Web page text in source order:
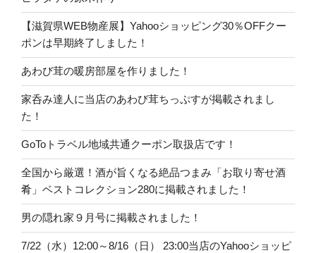
【滋賀県WEB物産展】Yahooショッピング30％OFFクー
ポンは早期終了しました！
あわび茸の暖房部屋を作りました！
家呑み達人に当店のあわび茸ちっぷすが掲載されまし
た！
GoToトラベル地域共通クーポン取扱店です！
全国から厳選！酒が旨くなる絶品つまみ「お取り寄せ酒
肴」ベストコレクション280に掲載されました！
男の隠れ家９月号に掲載されました！
7/22（水）12:00～8/16（日） 23:00当店のYahooショッピ